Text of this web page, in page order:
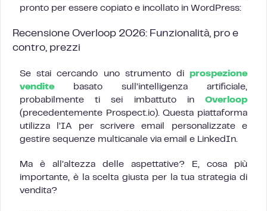
pronto per essere copiato e incollato in WordPress:
Recensione Overloop 2026: Funzionalità, pro e
contro, prezzi
Se stai cercando uno strumento di prospezione
vendite basato sull’intelligenza artificiale,
probabilmente ti sei imbattuto in Overloop
(precedentemente Prospect.io). Questa piattaforma
utilizza l’IA per scrivere email personalizzate e
gestire sequenze multicanale via email e LinkedIn.
Ma è all’altezza delle aspettative? E, cosa più
importante, è la scelta giusta per la tua strategia di
vendita?